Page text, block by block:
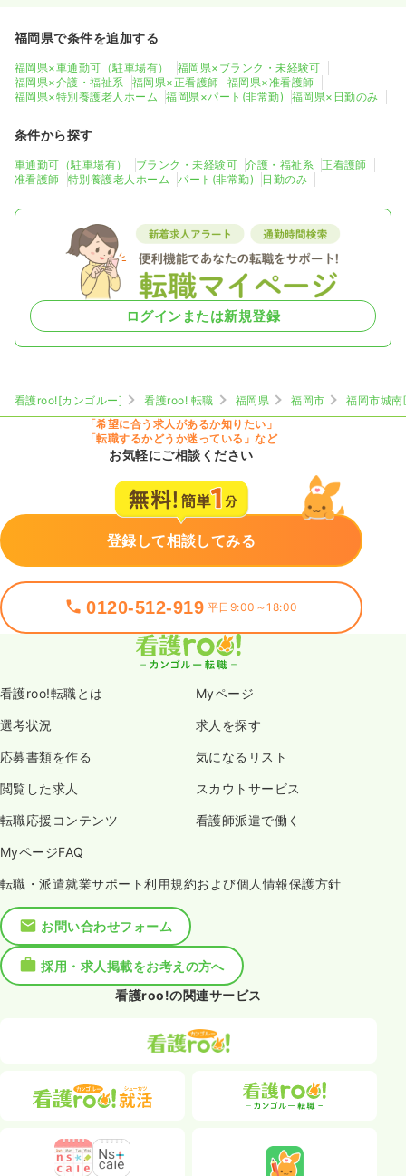
福岡県で条件を追加する
福岡県×車通勤可（駐車場有）
福岡県×ブランク・未経験可
福岡県×介護・福祉系
福岡県×正看護師
福岡県×准看護師
福岡県×特別養護老人ホーム
福岡県×パート(非常勤) 福岡県×日勤のみ
条件から探す
車通勤可（駐車場有） ブランク・未経験可 介護・福祉系
正看護師
准看護師
特別養護老人ホーム パート(非常勤) 日勤のみ
ログインまたは新規登録
看護roo![カンゴルー] 看護roo! 転職 福岡県 福岡市
福岡市城南
「希望に合う求人があるか知りたい」
「転職するかどうか迷っている」など
お気軽にご相談ください
登録して相談してみる
0120-512-919 平日9:00～18:00
看護roo!転職とは Myページ
選考状況 求人を探す
応募書類を作る 気になるリスト
閲覧した求人 スカウトサービス
転職応援コンテンツ 看護師派遣で働く
MyページFAQ
転職・派遣就業サポート利用規約および個人情報保護方針
お問い合わせフォーム
採用・求人掲載をお考えの方へ
看護roo!の関連サービス